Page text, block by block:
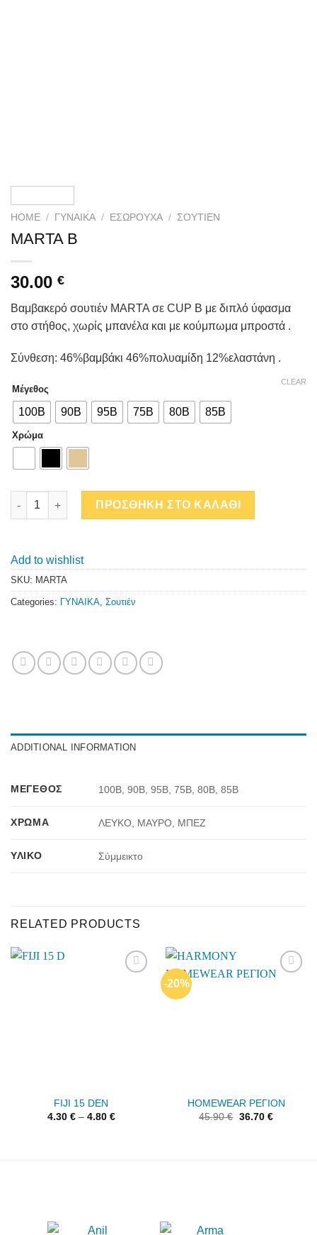
HOME / ΓΥΝΑΙΚΑ / ΕΣΏΡΟΥΧΑ / ΣΟΥΤΙΈΝ
MARTA B
30.00 €
Βαμβακερό σουτιέν MARTA σε CUP B με διπλό ύφασμα
στο στήθος, χωρίς μπανέλα και με κούμπωμα μπροστά .
Σύνθεση: 46%βαμβάκι 46%πολυαμίδη 12%ελαστάνη .
Μέγεθος
100B 90B 95B 75B 80B 85B
Χρώμα
CLEAR
MARTA B quantity
ΠΡΟΣΘΗΚΗ ΣΤΟ ΚΑΛΑΘΙ
Add to wishlist
SKU: MARTA
Categories: ΓΥΝΑΙΚΑ, Σουτιέν
ADDITIONAL INFORMATION
ΜΈΓΕΘΟΣ 100B, 90B, 95B, 75B, 80B, 85B
ΧΡΏΜΑ ΛΕΥΚΟ, ΜΑΥΡΟ, ΜΠΕΖ
ΥΛΙΚΌ Σύμμεικτο
RELATED PRODUCTS
FIJI 15 DEN
4.30 €– 4.80 €
-20%
HOMEWEAR ΡΕΓΙΟΝ
45.90€ 36.70 €